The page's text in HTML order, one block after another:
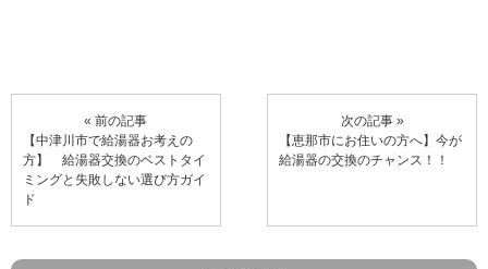
« 前の記事
【中津川市で給湯器お考えの
方】 給湯器交換のベストタイ
ミングと失敗しない選び方ガイ
ド
次の記事 »
【恵那市にお住いの方へ】今が
給湯器の交換のチャンス！！